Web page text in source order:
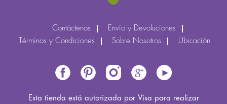
Contáctenos
Envío y Devoluciones
Términos y Condiciones
Sobre Nosotros Ubicación
Esta tienda está autorizada por Visa para realizar